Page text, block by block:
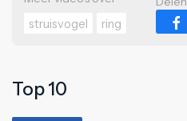
struisvogel
ring
Top 10